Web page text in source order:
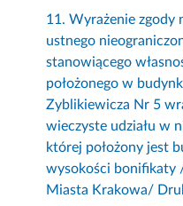
11. Wyrażenie zgody
ustnego
stanowiącego
położonego w
Zyblikiewicza Nr 5
wieczyste udziału w
której położony jest
wysokości bonifikaty
Miasta Krakowa/